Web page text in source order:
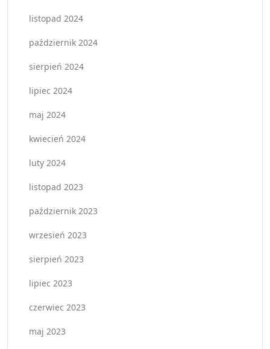
listopad 2024
październik 2024
sierpień 2024
lipiec 2024
maj 2024
kwiecień 2024
luty 2024
listopad 2023
październik 2023
wrzesień 2023
sierpień 2023
lipiec 2023
czerwiec 2023
maj 2023